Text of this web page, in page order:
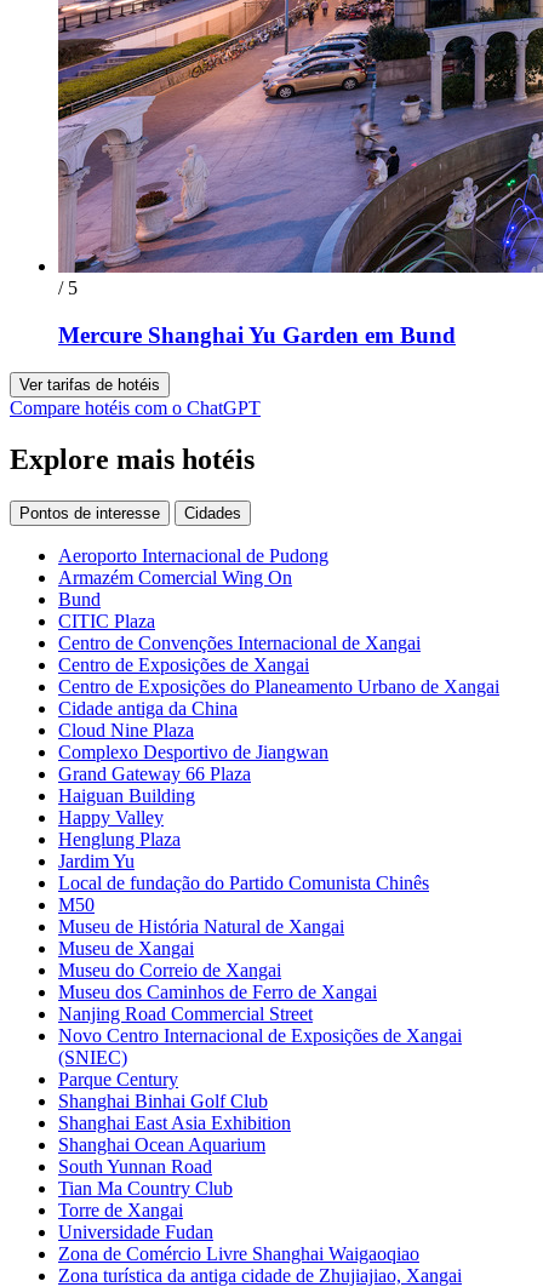
/ 5
Mercure Shanghai Yu Garden em Bund
Ver tarifas de hotéis
Compare hotéis com o ChatGPT
Explore mais hotéis
Pontos de interesse Cidades
Aeroporto Internacional de Pudong
Armazém Comercial Wing On
Bund
CITIC Plaza
Centro de Convenções Internacional de Xangai
Centro de Exposições de Xangai
Centro de Exposições do Planeamento Urbano de Xangai
Cidade antiga da China
Cloud Nine Plaza
Complexo Desportivo de Jiangwan
Grand Gateway 66 Plaza
Haiguan Building
Happy Valley
Henglung Plaza
Jardim Yu
Local de fundação do Partido Comunista Chinês
M50
Museu de História Natural de Xangai
Museu de Xangai
Museu do Correio de Xangai
Museu dos Caminhos de Ferro de Xangai
Nanjing Road Commercial Street
Novo Centro Internacional de Exposições de Xangai
(SNIEC)
Parque Century
Shanghai Binhai Golf Club
Shanghai East Asia Exhibition
Shanghai Ocean Aquarium
South Yunnan Road
Tian Ma Country Club
Torre de Xangai
Universidade Fudan
Zona de Comércio Livre Shanghai Waigaoqiao
Zona turística da antiga cidade de Zhujiajiao, Xangai